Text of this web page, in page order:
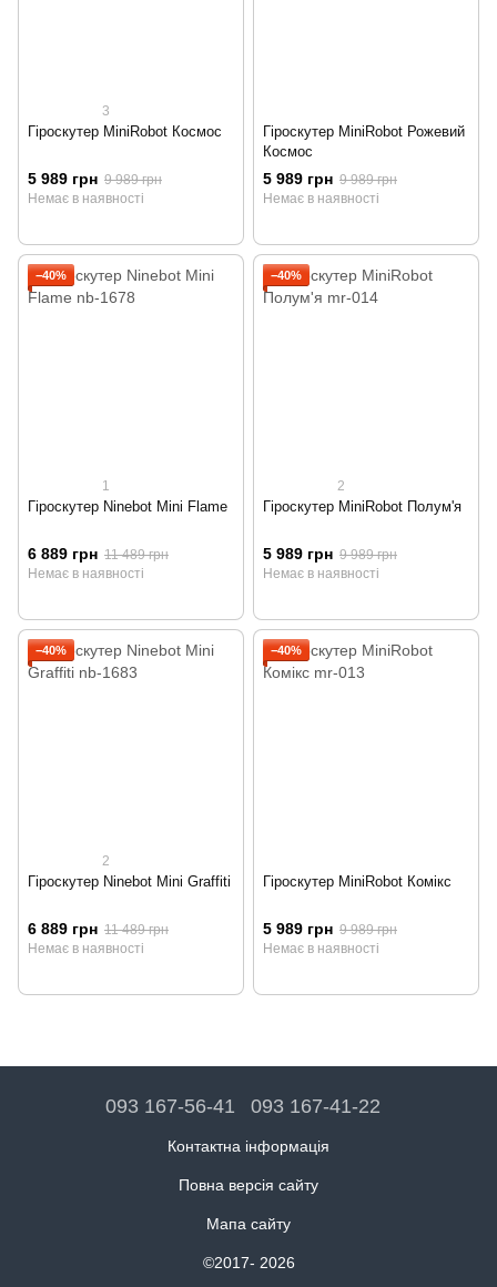
3
Гіроскутер MiniRobot Космос
5 989 грн 9 989 грн
Немає в наявності
Гіроскутер MiniRobot Рожевий
Космос
5 989 грн 9 989 грн
Немає в наявності
−40%
1
Гіроскутер Ninebot Mini Flame
6 889 грн 11 489 грн
Немає в наявності
−40%
2
Гіроскутер MiniRobot Полум'я
5 989 грн 9 989 грн
Немає в наявності
−40%
2
Гіроскутер Ninebot Mini Graffiti
6 889 грн 11 489 грн
Немає в наявності
−40%
Гіроскутер MiniRobot Комікс
5 989 грн 9 989 грн
Немає в наявності
093 167-56-41 093 167-41-22
Контактна інформація
Повна версія сайту
Мапа сайту
©2017- 2026